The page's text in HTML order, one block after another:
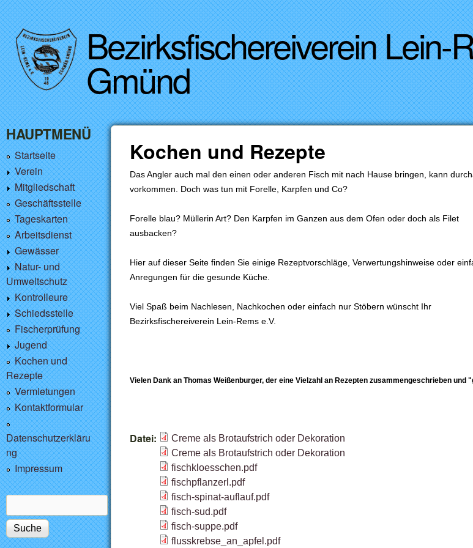
Direkt zum Inhalt
Bezirksfischereiverein Lein-
Gmünd
Kochen und Rezepte
Das Angler auch mal den einen oder anderen Fisch mit nach Hause bringen, kann
vorkommen. Doch was tun mit Forelle, Karpfen und Co?
Forelle blau? Müllerin Art? Den Karpfen im Ganzen aus dem Ofen oder doch als Filet
ausbacken?
Hier auf dieser Seite finden Sie einige Rezeptvorschläge, Verwertungshinweise oder
Anregungen für die gesunde Küche.
Viel Spaß beim Nachlesen, Nachkochen oder einfach nur Stöbern wünscht Ihr
Bezirksfischereiverein Lein-Rems e.V.
Vielen Dank an Thomas Weißenburger, der eine Vielzahl an Rezepten zusammengeschrieben und
Datei:
Creme als Brotaufstrich oder Dekoration
Creme als Brotaufstrich oder Dekoration
fischkloesschen.pdf
fischpflanzerl.pdf
fisch-spinat-auflauf.pdf
fisch-sud.pdf
fisch-suppe.pdf
flusskrebse_an_apfel.pdf
HAUPTMENÜ
Startseite
Verein
Mitgliedschaft
Geschäftsstelle
Tageskarten
Arbeitsdienst
Gewässer
Natur- und
Umweltschutz
Kontrolleure
Schiedsstelle
Fischerprüfung
Jugend
Kochen und
Rezepte
Vermietungen
Kontaktformular
Datenschutzerkläru
ng
Impressum
Suchformular